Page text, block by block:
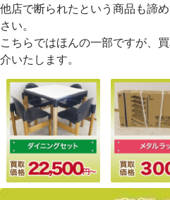
他店で断られたという商品も諦
さい。
こちらではほんの一部ですが、
介いたします。